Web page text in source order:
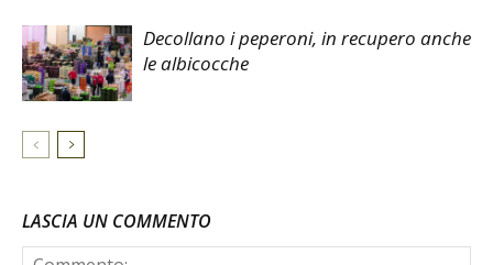
Decollano i peperoni, in recupero anche
le albicocche
LASCIA UN COMMENTO